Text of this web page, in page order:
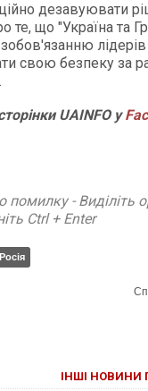
дезавуювати
те, що "Україна та
свою безпеку за
UAINFO у
помилку - Виділіть
Ctrl + Enter
Росія
ІНШІ НОВИНИ